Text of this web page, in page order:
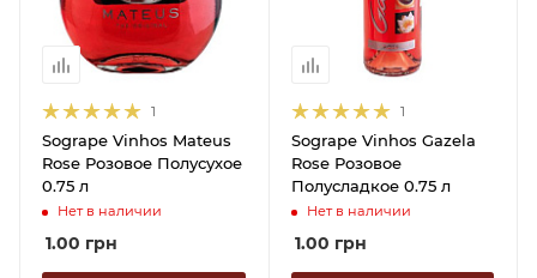
1
Sogrape Vinhos Mateus
Rose Розовое Полусухое
0.75 л
Нет в наличии
1.00 грн
1
Sogrape Vinhos Gazela
Rose Розовое
Полусладкое 0.75 л
Нет в наличии
1.00 грн